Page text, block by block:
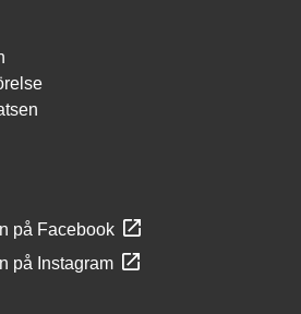
på Facebook
på Instagram